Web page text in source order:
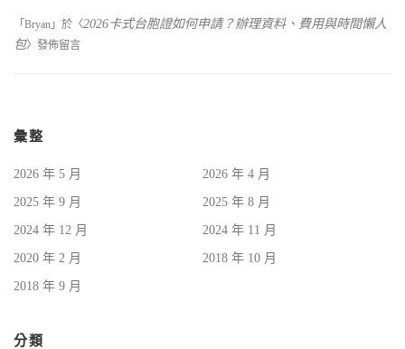
「 Bryan 」於〈2026卡式台胞證如何申請？辦理資料、費用與時間懶人
包〉發佈留言
彙整
2026 年 5 月 2026 年 4 月
2025 年 9 月 2025 年 8 月
2024 年 12 月 2024 年 11 月
2020 年 2 月 2018 年 10 月
2018 年 9 月
分類